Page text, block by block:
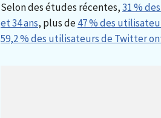
Selon des études récentes,31 %
et 34 ans, plus de47 % des
59,2 % des utilisateurs de Twitter